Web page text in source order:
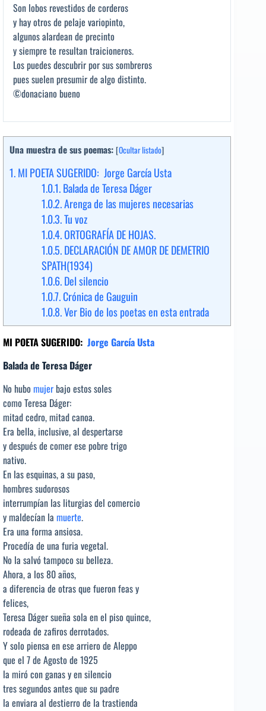
Son lobos revestidos de corderos
y hay otros de pelaje variopinto,
algunos alardean de precinto
y siempre te resultan traicioneros.
Los puedes descubrir por sus sombreros
pues suelen presumir de algo distinto.
©donaciano bueno
Una muestra de sus poemas: [Ocultar listado]
1.MI POETA SUGERIDO: Jorge García Usta
1.0.1.Balada de Teresa Dáger
1.0.2.Arenga de las mujeres necesarias
1.0.3.Tu voz
1.0.4.ORTOGRAFÍA DE HOJAS.
1.0.5.DECLARACIÓN DE AMOR DE DEMETRIO
SPATH(1934)
1.0.6.Del silencio
1.0.7.Crónica de Gauguin
1.0.8.Ver Bio de los poetas en esta entrada
MI POETA SUGERIDO: Jorge García Usta
Balada de Teresa Dáger
No hubo mujer bajo estos soles
como Teresa Dáger:
mitad cedro, mitad canoa.
Era bella, inclusive, al despertarse
y después de comer ese pobre trigo
nativo.
En las esquinas, a su paso,
hombres sudorosos
interrumpían las liturgias del comercio
y maldecían la muerte.
Era una forma ansiosa.
Procedía de una furia vegetal.
No la salvó tampoco su belleza.
Ahora, a los 80 años,
a diferencia de otras que fueron feas y
felices,
Teresa Dáger sueña sola en el piso quince,
rodeada de zafiros derrotados.
Y solo piensa en ese arriero de Aleppo
que el 7 de Agosto de 1925
la miró con ganas y en silencio
tres segundos antes que su padre
la enviara al destierro de la trastienda